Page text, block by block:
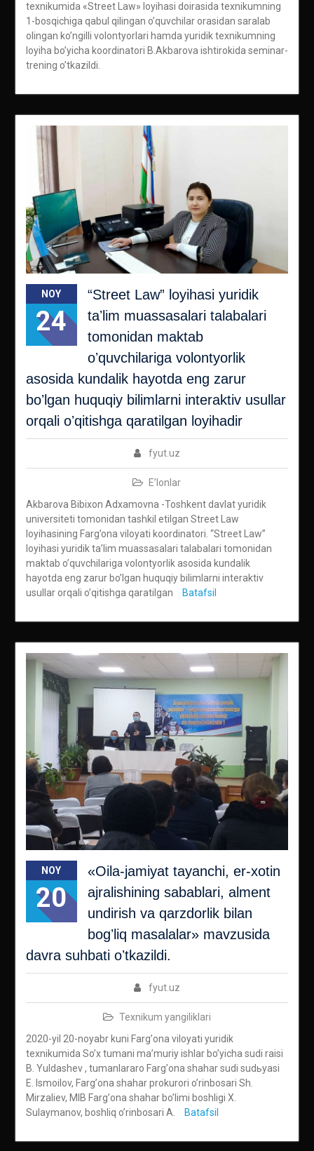
texnikumida «Street Law» loyihasi doirasida texnikumning
1-bosqichiga qabul qilingan oʼquvchilar orasidan saralab
olingan koʼngilli volontyorlari hamda yuridik texnikumning
loyiha boʼyicha koordinatori B.Аkbarova ishtirokida seminar-
trening oʼtkazildi.
NOY
24
“Street Law” loyihasi yuridik
taʼlim muassasalari talabalari
tomonidan maktab
oʼquvchilariga volontyorlik
asosida kundalik hayotda eng zarur
boʼlgan huquqiy bilimlarni interaktiv usullar
orqali oʼqitishga qaratilgan loyihadir
fyut.uz
E’lonlar
Akbarova Bibixon Adxamovna -Toshkent davlat yuridik
universiteti tomonidan tashkil etilgan Street Law
loyihasining Farg’ona viloyati koordinatori. “Street Law”
loyihasi yuridik taʼlim muassasalari talabalari tomonidan
maktab oʼquvchilariga volontyorlik asosida kundalik
hayotda eng zarur boʼlgan huquqiy bilimlarni interaktiv
usullar orqali oʼqitishga qaratilgan
Batafsil
NOY
20
«Oila-jamiyat tayanchi, er-xotin
ajralishining sabablari, alment
undirish va qarzdorlik bilan
bogʼliq masalalar» mavzusida
davra suhbati oʼtkazildi.
fyut.uz
Texnikum yangiliklari
2020-yil 20-noyabr kuni Fargʼona viloyati yuridik
texnikumida Soʼx tumani maʼmuriy ishlar boʼyicha sudi raisi
B. Yuldashev , tumanlararo Fargʼona shahar sudi sudьyasi
E. Ismoilov, Fargʼona shahar prokurori oʼrinbosari Sh.
Mirzaliev, MIB Fargʼona shahar boʼlimi boshligi X.
Sulaymanov, boshliq oʼrinbosari А.
Batafsil